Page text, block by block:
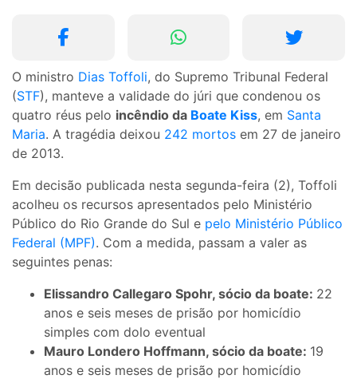
O ministro Dias Toffoli, do Supremo Tribunal Federal
(STF), manteve a validade do júri que condenou os
quatro réus pelo incêndio da Boate Kiss, em Santa
Maria. A tragédia deixou 242 mortos em 27 de janeiro
de 2013.
Em decisão publicada nesta segunda-feira (2), Toffoli
acolheu os recursos apresentados pelo Ministério
Público do Rio Grande do Sul e pelo Ministério Público
Federal (MPF). Com a medida, passam a valer as
seguintes penas:
Elissandro Callegaro Spohr, sócio da boate: 22
anos e seis meses de prisão por homicídio
simples com dolo eventual
Mauro Londero Hoffmann, sócio da boate: 19
anos e seis meses de prisão por homicídio